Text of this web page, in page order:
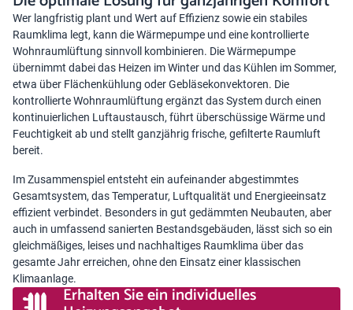
Wer langfristig plant und Wert auf Effizienz sowie ein stabiles
Raumklima legt, kann die Wärmepumpe und eine kontrollierte
Wohnraumlüftung sinnvoll kombinieren. DieWärmepumpe
übernimmt dabei das Heizen im Winter und das Kühlen im Sommer,
etwa über Flächenkühlung oder Gebläsekonvektoren. Die
kontrollierte Wohnraumlüftung ergänzt das System durch einen
kontinuierlichen Luftaustausch, führt überschüssige Wärme und
Feuchtigkeit ab und stellt ganzjährig frische, gefilterte Raumluft
bereit.
Im Zusammenspiel entsteht ein aufeinander abgestimmtes
Gesamtsystem, das Temperatur, Luftqualität und Energieeinsatz
effizient verbindet. Besonders in gut gedämmten Neubauten, aber
auch in umfassend sanierten Bestandsgebäuden, lässt sich so ein
gleichmäßiges, leises und nachhaltiges Raumklima über das
gesamte Jahr erreichen, ohne den Einsatz einer klassischen
Klimaanlage.
Erhalten Sie ein individuelles